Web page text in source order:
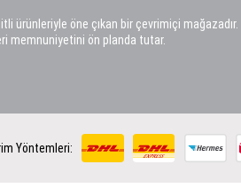
öne çıkan bir çevrimiçi
memnuniyetini ön planda tutar.
Yöntemleri: